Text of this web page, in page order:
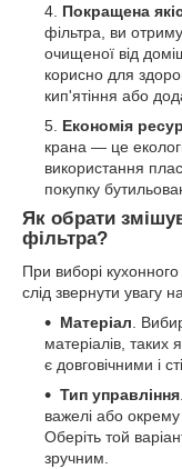
Покращена
фільтра, ви
очищеної від
корисно для
кип'ятіння або
Економія
крана — це
використання
покупку
Як обрати
фільтра?
При виборі
слід звернути увагу
Матеріал.
матеріалів,
є довговічними і
Тип управління
важелі або
Оберіть той
зручним.